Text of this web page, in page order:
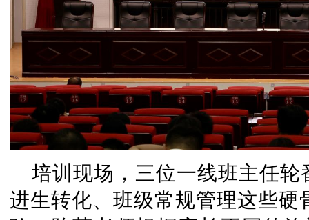
培训现场，三位一线班主任
进生转化、班级常规管理这些